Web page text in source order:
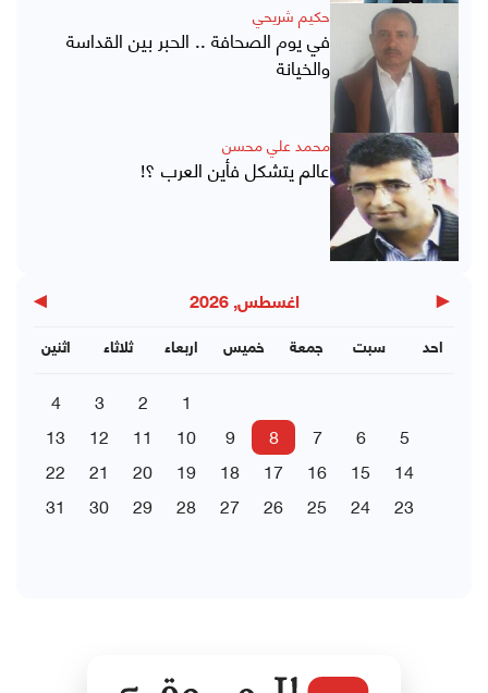
حكيم شريحي
في يوم الصحافة .. الحبر بين القداسة
والخيانة
محمد علي محسن
عالم يتشكل فأين العرب ؟!
◀ اغسطس, 2026 ▶
اثنين ثلاثاء اربعاء خميس جمعة سبت احد
1
2
3
4
5
6
7
8
9
10
11
12
13
14
15
16
17
18
19
20
21
22
23
24
25
26
27
28
29
30
31